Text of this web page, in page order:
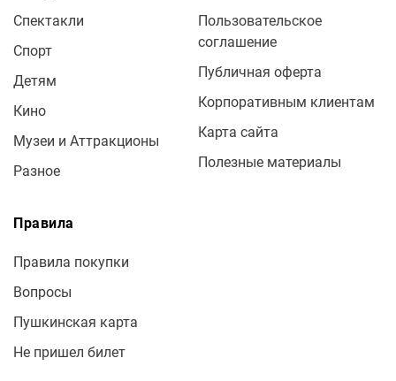
Спектакли
Спорт
Детям
Кино
Музеи и Аттракционы
Разное
Пользовательское
соглашение
Публичная оферта
Корпоративным клиентам
Карта сайта
Полезные материалы
Правила
Правила покупки
Вопросы
Пушкинская карта
Не пришел билет